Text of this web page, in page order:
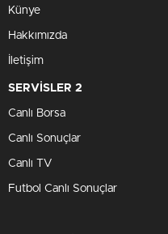
Künye
Hakkımızda
İletişim
SERVİSLER 2
Canlı Borsa
Canlı Sonuçlar
Canlı TV
Futbol Canlı Sonuçlar